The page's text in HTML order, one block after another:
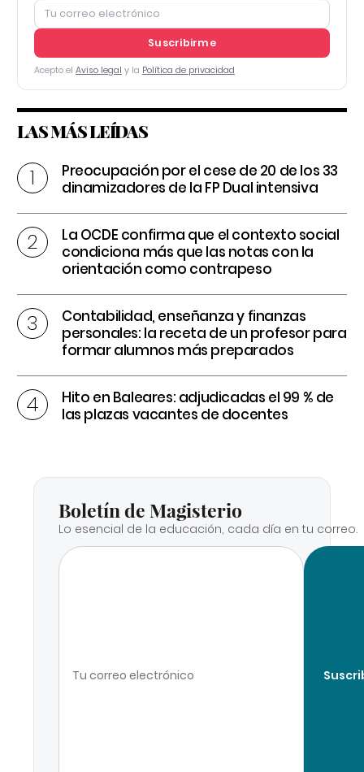
Suscribirme
Acepto el Aviso legal y la Política de privacidad
LAS MÁS LEÍDAS
Preocupación por el cese de 20 de los 33
dinamizadores de la FP Dual intensiva
La OCDE confirma que el contexto social
condiciona más que las notas con la
orientación como contrapeso
Contabilidad, enseñanza y finanzas
personales: la receta de un profesor para
formar alumnos más preparados
Hito en Baleares: adjudicadas el 99 % de
las plazas vacantes de docentes
Boletín de Magisterio
Lo esencial de la educación, cada día en tu correo.